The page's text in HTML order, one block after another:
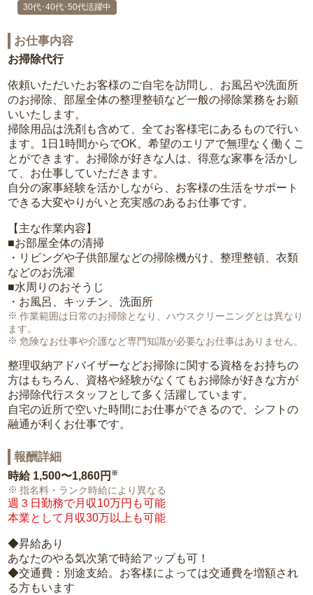
30代･40代･50代活躍中
お仕事内容
お掃除代行
依頼いただいたお客様のご自宅を訪問し、お風呂や洗面所
のお掃除、部屋全体の整理整頓など一般の掃除業務をお願
いいたします。
掃除用品は洗剤も含めて、全てお客様宅にあるもので行い
ます。1日1時間からでOK。希望のエリアで無理なく働くこ
とができます。お掃除が好きな人は、得意な家事を活かし
て、お仕事していただきます。
自分の家事経験を活かしながら、お客様の生活をサポート
できる大変やりがいと充実感のあるお仕事です。
【主な作業内容】
■お部屋全体の清掃
・リビングや子供部屋などの掃除機がけ、整理整頓、衣類
などのお洗濯
■水周りのおそうじ
・お風呂、キッチン、洗面所
作業範囲は日常のお掃除となり、ハウスクリーニングとは異なり
ます。
危険なお仕事や介護など専門知識が必要なお仕事はありません。
整理収納アドバイザーなどお掃除に関する資格をお持ちの
方はもちろん、資格や経験がなくてもお掃除が好きな方が
お掃除代行スタッフとして多く活躍しています。
自宅の近所で空いた時間にお仕事ができるので、シフトの
融通が利くお仕事です。
報酬詳細
時給 1,500〜1,860円 ※
指名料・ランク時給により異なる
週３日勤務で月収10万円も可能
本業として月収30万以上も可能
◆昇給あり
あなたのやる気次第で時給アップも可！
◆交通費：別途支給。お客様によっては交通費を増額され
る方もいます